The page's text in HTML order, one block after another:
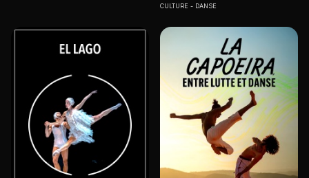
CULTURE DANSE